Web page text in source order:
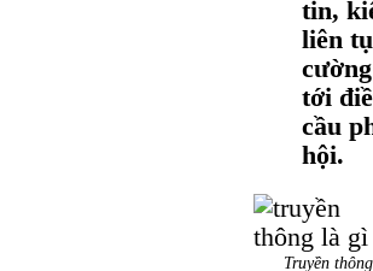
tin,
liên
tới
cầu
hội.
Truyền